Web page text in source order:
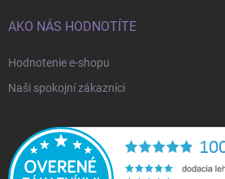
AKO NÁS HODNOTÍTE
Hodnotenie e-shopu
Naši spokojní zákazníci